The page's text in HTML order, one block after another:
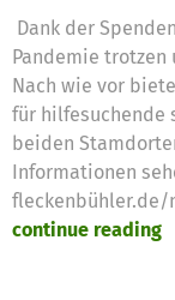
Dank der
Pandemie
Nach wie vor
für hilfesuchende
beiden
Informationen
fleckenbühler.de/
continue reading